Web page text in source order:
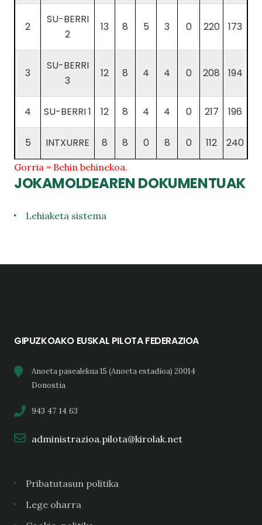
2
SU-BERRI
2
13 8 5 3 0 220 173
3
SU-BERRI
3
12 8 4 4 0 208 194
4 SU-BERRI 1 12 8 4 4 0 217 196
5 INTXURRE 8 8 0 8 0 112 240
Gorria = Behin behinekoa.
JOKAMOLDEAREN DOKUMENTUAK
Lehiaketa sistema
GIPUZKOAKO EUSKAL PILOTA FEDERAZIOA
Anoeta pasealekua 15 (Anoeta estadioa) 20014
Donostia
943 47 14 63
administrazioa.pilota@kirolak.net
Pribatutasun politika
Lege oharra